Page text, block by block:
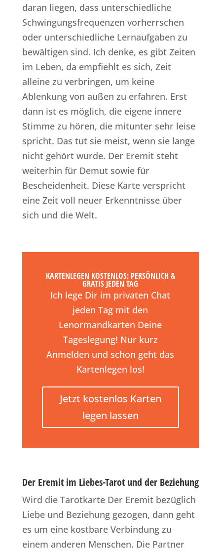
daran liegen, dass unterschiedliche
Schwingungsfrequenzen vorherrschen
oder unterschiedliche Lernaufgaben zu
bewältigen sind. Ich denke, es gibt Zeiten
im Leben, da empfiehlt es sich, Zeit
alleine zu verbringen, um keine
Ablenkung von außen zu erfahren. Erst
dann ist es möglich, die eigene innere
Stimme zu hören, die mitunter sehr leise
spricht. Das tut sie meist, wenn sie lange
nicht gehört wurde. Der Eremit steht
weiterhin für Demut sowie für
Bescheidenheit. Diese Karte verspricht
eine Zeit voll neuer Erkenntnisse über
sich und die Welt.
KARTENLEGEN KOSTENLOS: PERSÖNLICH &
GRATIS JEDEN TAG
Ich lege Dir im privaten Chat
jeden Tag mit den
Lenormandkarten Deine
Tageslegung! Nur kurz
Anmelden und schon geht das
Kartenlegen los!
Jetzt kostenlos Karten
legen lassen
Der Eremit im Liebes-Tarot und der Beziehung
Wird die Tarotkarte Der Eremit bezüglich
Liebe und Beziehung gezogen, dann geht
es um eine kostbare Verbindung zu
einem anderen Menschen. Die Partner